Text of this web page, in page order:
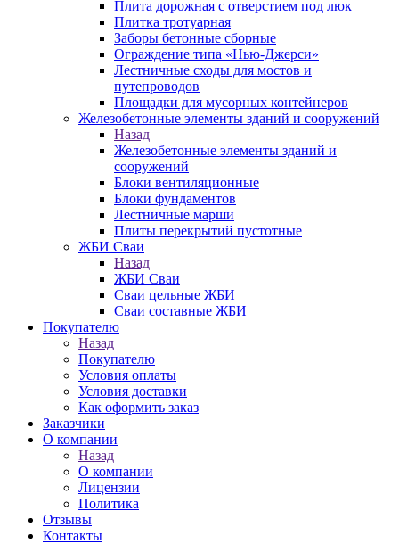
Плита дорожная с отверстием под люк
Плитка тротуарная
Заборы бетонные сборные
Ограждение типа «Нью-Джерси»
Лестничные сходы для мостов и
путепроводов
Площадки для мусорных контейнеров
Железобетонные элементы зданий и сооружений
Назад
Железобетонные элементы зданий и
сооружений
Блоки вентиляционные
Блоки фундаментов
Лестничные марши
Плиты перекрытий пустотные
ЖБИ Сваи
Назад
ЖБИ Сваи
Сваи цельные ЖБИ
Сваи составные ЖБИ
Покупателю
Назад
Покупателю
Условия оплаты
Условия доставки
Как оформить заказ
Заказчики
О компании
Назад
О компании
Лицензии
Политика
Отзывы
Контакты